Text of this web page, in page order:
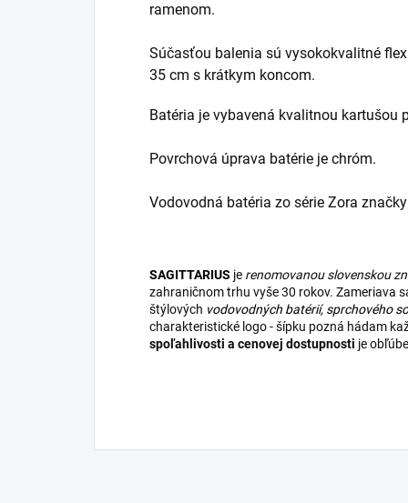
ramenom.
Súčasťou balenia sú vysokokvalitné
35 cm s krátkym koncom.
Batéria je vybavená kvalitnou kartušou
Povrchová úprava batérie je chróm.
Vodovodná batéria zo série Zora
SAGITTARIUS je renomovanou slovenskou
zahraničnom trhu vyše 30 rokov. Zameriava
štýlových vodovodných batérií,sprchového
charakteristické logo - šípku pozná hádam
spoľahlivosti a cenovej dostupnosti je